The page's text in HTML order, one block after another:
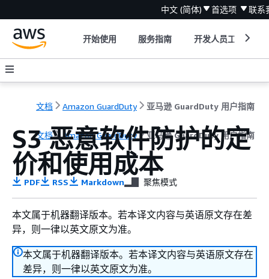
中文 (简体) 首选项 联系
开始使用 服务指南 开发人员工具
文档 Amazon GuardDuty 亚马逊 GuardDuty 用户指南
文档 Amazon GuardDuty 亚马逊 GuardDuty 用户指南
S3 恶意软件防护的定
价和使用成本
PDF RSS Markdown 聚焦模式
本文属于机器翻译版本。若本译文内容与英语原文存在差
异，则一律以英文原文为准。
本文属于机器翻译版本。若本译文内容与英语原文存在
差异，则一律以英文原文为准。